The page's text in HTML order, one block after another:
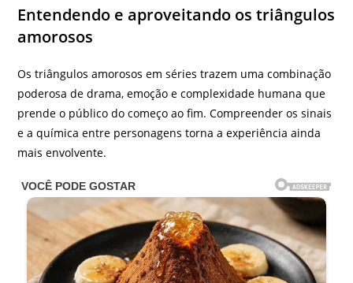
Entendendo e aproveitando os triângulos
amorosos
Os triângulos amorosos em séries trazem uma combinação
poderosa de drama, emoção e complexidade humana que
prende o público do começo ao fim. Compreender os sinais
e a química entre personagens torna a experiência ainda
mais envolvente.